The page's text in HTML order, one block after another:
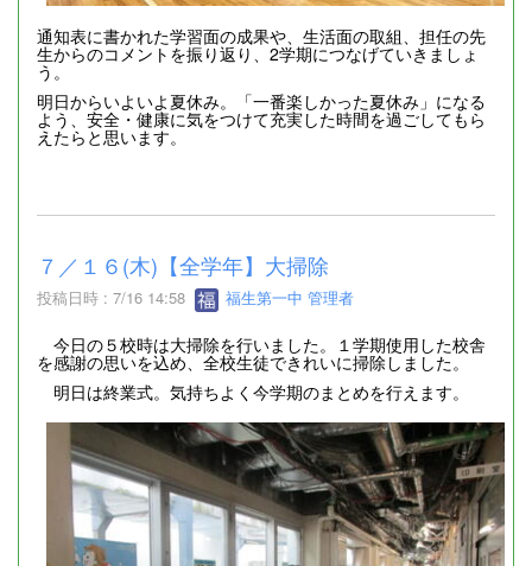
通知表に書かれた学習面の成果や、生活面の取組、担任の先
生からのコメントを振り返り、2学期につなげていきましょ
う。
明日からいよいよ夏休み。「一番楽しかった夏休み」になる
よう、安全・健康に気をつけて充実した時間を過ごしてもら
えたらと思います。
７／１６(木)【全学年】大掃除
投稿日時 : 7/16 14:58 福生第一中 管理者
今日の５校時は大掃除を行いました。１学期使用した校舎
を感謝の思いを込め、全校生徒できれいに掃除しました。
明日は終業式。気持ちよく今学期のまとめを行えます。